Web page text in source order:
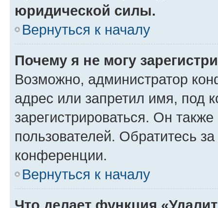
юридической силы.
Вернуться к началу
Почему я не могу
Возможно, администратор
адрес или запретил имя, под
зарегистрироваться. Он
пользователей. Обратитесь
конференции.
Вернуться к началу
Что делает функция